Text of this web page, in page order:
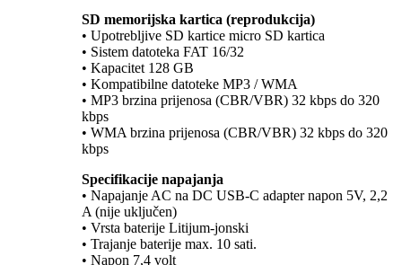
SD memorijska kartica (reprodukcija)
• Upotrebljive SD kartice micro SD kartica
• Sistem datoteka FAT 16/32
• Kapacitet 128 GB
• Kompatibilne datoteke MP3 / WMA
• MP3 brzina prijenosa (CBR/VBR) 32 kbps do 320
kbps
• WMA brzina prijenosa (CBR/VBR) 32 kbps do 320
kbps
Specifikacije napajanja
• Napajanje AC na DC USB-C adapter napon 5V, 2,2
A (nije uključen)
• Vrsta baterije Litijum-jonski
• Trajanje baterije max. 10 sati.
• Napon 7,4 volt